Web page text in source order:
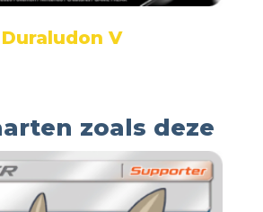
Duraludon V
zoals deze